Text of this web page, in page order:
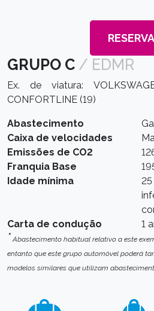
GRUPO C / EDMR
Ex. de viatura:
CONFORTLINE (19)
Abastecimento
Caixa de velocidades
Emissões de CO2
Franquia Base
Idade mínima
Carta de condução
1
*Abastecimento habitual relativo a este
entanto que este grupo automóvel poderá
modelos similares que utilizam